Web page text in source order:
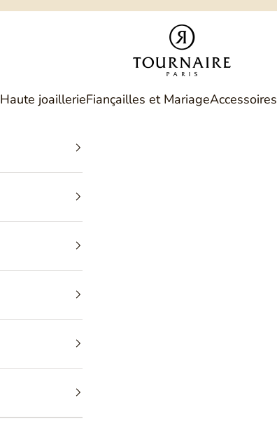
Philippe Tournaire
Haute joaillerieFiançailles et MariageAccessoires